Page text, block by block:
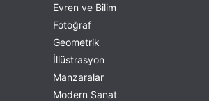
Evren ve Bilim
Fotoğraf
Geometrik
İllüstrasyon
Manzaralar
Modern Sanat